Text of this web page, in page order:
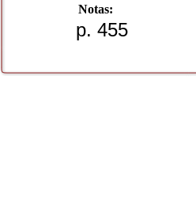
Notas:
p. 455